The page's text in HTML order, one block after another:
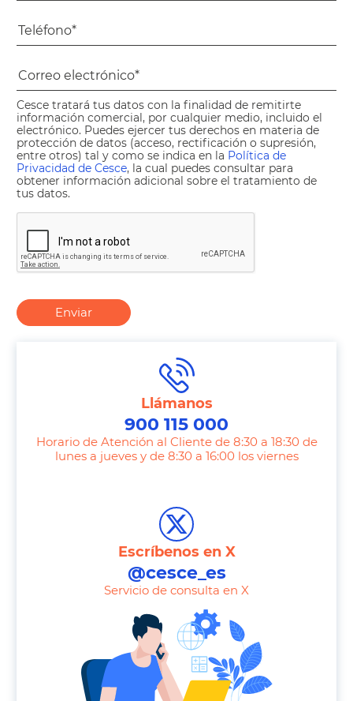
Llámanos
900 115 000
Horario de Atención al Cliente de 8:30 a 18:30 de
lunes a jueves y de 8:30 a 16:00 los viernes
Escríbenos en X
@cesce_es
Servicio de consulta en X
Cesce tratará tus datos con la finalidad de remitirte
información comercial, por cualquier medio, incluido el
electrónico. Puedes ejercer tus derechos en materia de
protección de datos (acceso, rectificación o supresión,
entre otros) tal y como se indica en la Política de
Privacidad de Cesce, la cual puedes consultar para
obtener información adicional sobre el tratamiento de
tus datos.
Enviar